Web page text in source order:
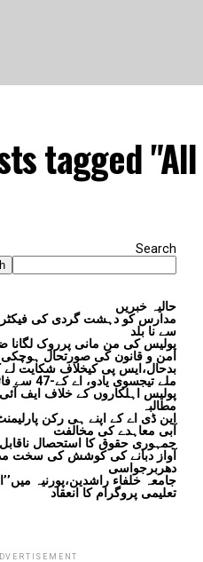
tagged
Search
حالیہ خبریں
مدارس کو دہشت گردی کی فیکٹری
سے نا بلد
پولیس کی من مانی پرروک لگانا
امن و قانون کی صورتحال ہوچکی
بدحال،ایس پی کیخلاف شکایت
ملے تیجسوی
پولیس اہلکاروں کے خلاف ایف آئی
مطالبہ
این ڈی اے کے اپنے ہی رکن
آبی معاہدے کی مخالفت
جمہوری حقوق کا استحصال
آواز دبانے کی کوشش کی سخت
دھربرجواسی
جامعہ خلفاء راشدین،پورنیہ
تعلیمی پروگرام کا انعقاد